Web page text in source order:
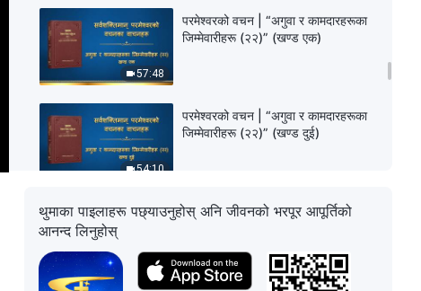
57:48
परमेश्‍वरको वचन | “अगुवा र कामदारहरूका
जिम्‍मेवारीहरू (२२)” (खण्ड एक)
54:10
परमेश्‍वरको वचन | “अगुवा र कामदारहरूका
जिम्‍मेवारीहरू (२२)” (खण्ड दुई)
58:43
परमेश्‍वरको वचन | “अगुवा र कामदारहरूका
थुमाका पाइलाहरू पछ्याउनुहोस् अनि जीवनको भरपूर आपूर्तिको
आनन्द लिनुहोस्